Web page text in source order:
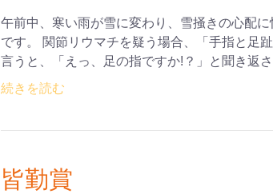
午前中、寒い雨が雪に変わり、雪掻きの心配
です。 関節リウマチを疑う場合、「手指と足
言うと、「えっ、足の指ですか!？」と聞き返
続きを読む
皆勤賞